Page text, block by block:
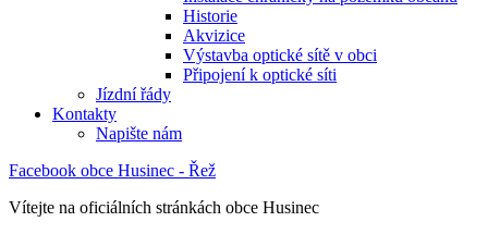
Historie
Akvizice
Výstavba optické sítě v obci
Připojení k optické síti
Jízdní řády
Kontakty
Napište nám
Facebook obce Husinec - Řež
Vítejte na oficiálních stránkách obce Husinec